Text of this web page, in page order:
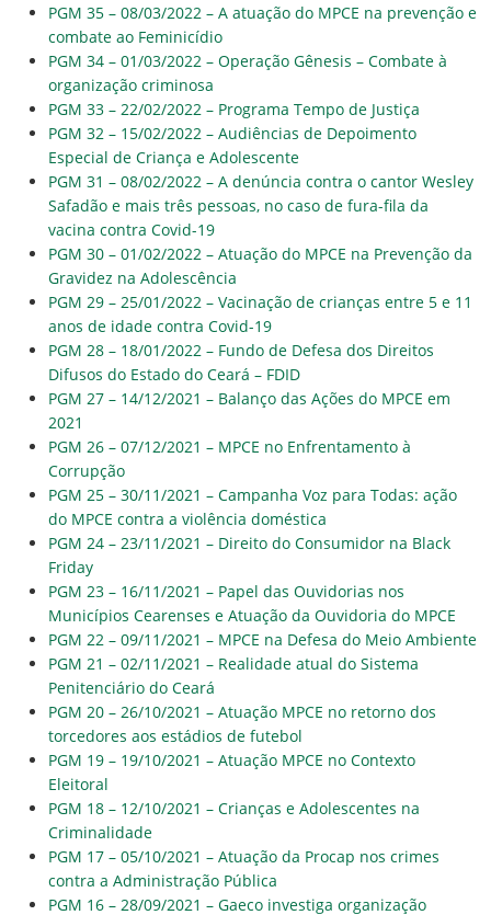
PGM 35 – 08/03/2022 – A atuação do MPCE na prevenção e
combate ao Feminicídio
PGM 34 – 01/03/2022 – Operação Gênesis – Combate à
organização criminosa
PGM 33 – 22/02/2022 – Programa Tempo de Justiça
PGM 32 – 15/02/2022 – Audiências de Depoimento
Especial de Criança e Adolescente
PGM 31 – 08/02/2022 – A denúncia contra o cantor Wesley
Safadão e mais três pessoas, no caso de fura-fila da
vacina contra Covid-19
PGM 30 – 01/02/2022 – Atuação do MPCE na Prevenção da
Gravidez na Adolescência
PGM 29 – 25/01/2022 – Vacinação de crianças entre 5 e 11
anos de idade contra Covid-19
PGM 28 – 18/01/2022 – Fundo de Defesa dos Direitos
Difusos do Estado do Ceará – FDID
PGM 27 – 14/12/2021 – Balanço das Ações do MPCE em
2021
PGM 26 – 07/12/2021 – MPCE no Enfrentamento à
Corrupção
PGM 25 – 30/11/2021 – Campanha Voz para Todas: ação
do MPCE contra a violência doméstica
PGM 24 – 23/11/2021 – Direito do Consumidor na Black
Friday
PGM 23 – 16/11/2021 – Papel das Ouvidorias nos
Municípios Cearenses e Atuação da Ouvidoria do MPCE
PGM 22 – 09/11/2021 – MPCE na Defesa do Meio Ambiente
PGM 21 – 02/11/2021 – Realidade atual do Sistema
Penitenciário do Ceará
PGM 20 – 26/10/2021 – Atuação MPCE no retorno dos
torcedores aos estádios de futebol
PGM 19 – 19/10/2021 – Atuação MPCE no Contexto
Eleitoral
PGM 18 – 12/10/2021 – Crianças e Adolescentes na
Criminalidade
PGM 17 – 05/10/2021 – Atuação da Procap nos crimes
contra a Administração Pública
PGM 16 – 28/09/2021 – Gaeco investiga organização